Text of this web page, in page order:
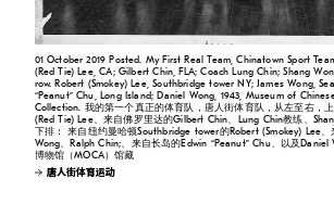
01 October 2019 Posted. My First Real Team, Chinatown Sport
(Red Tie) Lee, CA; Gilbert Chin, FLA; Coach Lung Chin; Shang
row. Robert (Smokey) Lee, Southbridge tower NY; James Wong,
“Peanut” Chu, Long Island; Daniel Wong, 1943, Museum of
Collection. 我的第一个真正的体育队，唐人街体育队，从左至右，
(Red Tie) Lee、来自佛罗里达的Gilbert Chin、Lung Chin教练、
下排： 来自纽约曼哈顿Southbridge tower的Robert (Smokey) Lee
Wong、Ralph Chin;、来自长岛的Edwin “Peanut” Chu、以及Daniel
博物馆（MOCA）馆藏
唐人街体育运动